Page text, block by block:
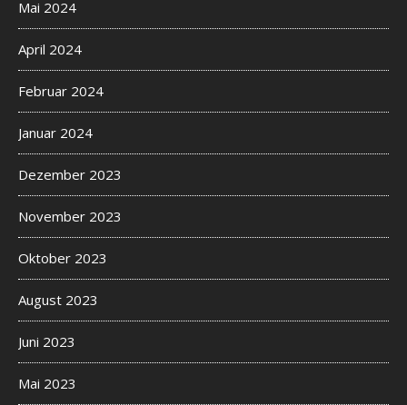
Mai 2024
April 2024
Februar 2024
Januar 2024
Dezember 2023
November 2023
Oktober 2023
August 2023
Juni 2023
Mai 2023